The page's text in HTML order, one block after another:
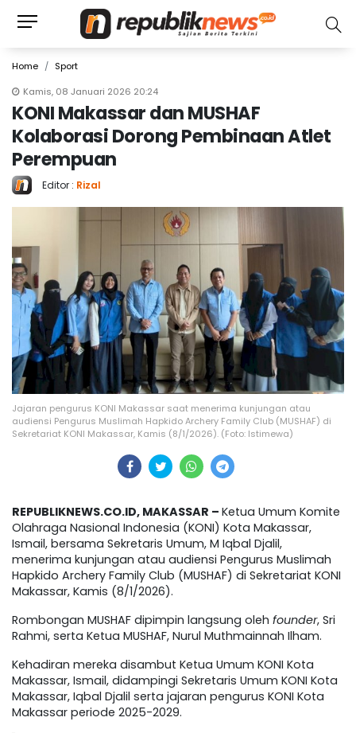
Home
Sport
Kamis, 08 Januari 2026 20:24
KONI Makassar dan MUSHAF
Kolaborasi Dorong Pembinaan Atlet
Perempuan
Editor : Rizal
Jajaran pengurus KONI Makassar saat menerima kunjungan atau
audiensi Pengurus Muslimah Hapkido Archery Family Club (MUSHAF) di
Sekretariat KONI Makassar, Kamis (8/1/2026). (Foto: Istimewa)
REPUBLIKNEWS.CO.ID, MAKASSAR – Ketua Umum Komite
Olahraga Nasional Indonesia (KONI) Kota Makassar,
Ismail, bersama Sekretaris Umum, M Iqbal Djalil,
menerima kunjungan atau audiensi Pengurus Muslimah
Hapkido Archery Family Club (MUSHAF) di Sekretariat KONI
Makassar, Kamis (8/1/2026).
Rombongan MUSHAF dipimpin langsung oleh founder, Sri
Rahmi, serta Ketua MUSHAF, Nurul Muthmainnah Ilham.
Kehadiran mereka disambut Ketua Umum KONI Kota
Makassar, Ismail, didampingi Sekretaris Umum KONI Kota
Makassar, Iqbal Djalil serta jajaran pengurus KONI Kota
Makassar periode 2025-2029.